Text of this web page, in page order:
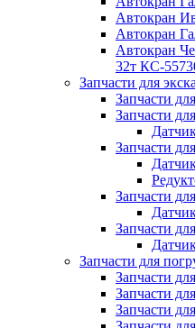
Автокран
Автокран
Автокран
32т КС-
Запчасти для
Запчасти
Запчасти
Запчасти
Запчасти
Запчасти
Запчасти для
Запчасти
Запчасти
Запчасти